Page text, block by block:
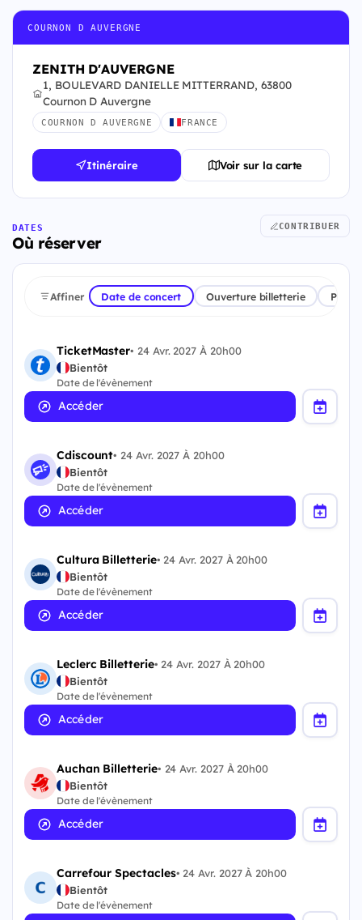
COURNON D AUVERGNE
ZENITH D'AUVERGNE
1, BOULEVARD DANIELLE MITTERRAND, 63800
Cournon D Auvergne
COURNON D AUVERGNE FRANCE
Itinéraire Voir sur la carte
DATES
Où réserver
CONTRIBUER
Affiner Date de concert Ouverture billetterie
TicketMaster• 24 Avr. 2027 À 20h00
Bientôt
Date de l'évènement
Accéder
Cdiscount• 24 Avr. 2027 À 20h00
Bientôt
Date de l'évènement
Accéder
Cultura Billetterie• 24 Avr. 2027 À 20h00
Bientôt
Date de l'évènement
Accéder
Leclerc Billetterie• 24 Avr. 2027 À 20h00
Bientôt
Date de l'évènement
Accéder
Auchan Billetterie• 24 Avr. 2027 À 20h00
Bientôt
Date de l'évènement
Accéder
Carrefour Spectacles• 24 Avr. 2027 À 20h00
Bientôt
Date de l'évènement